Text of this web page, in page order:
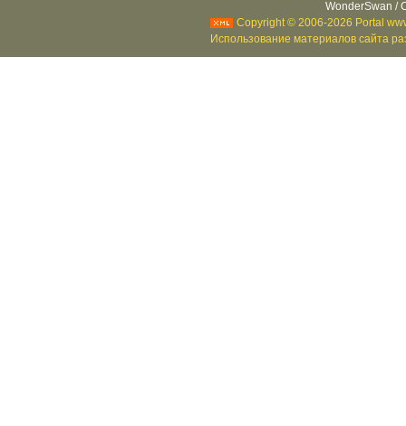
WonderSwan /
Copyright © 2006-2026 Portal
Использование материалов сайта